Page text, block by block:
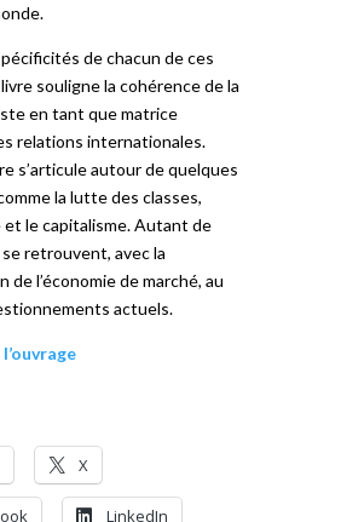
de chacun de ces
souligne la cohérence de la
en tant que matrice
relations internationales.
s’articule autour de quelques
la lutte des classes,
et le capitalisme. Autant de
retrouvent, avec la
de l’économie de marché, au
actuels.
X
LinkedIn